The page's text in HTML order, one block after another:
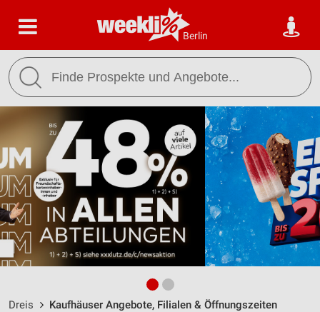
Berlin
Dreis Kaufhäuser Angebote, Filialen & Öffnungszeiten